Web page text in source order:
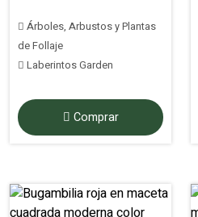
Árboles, Arbustos y Plantas
de Follaje
Laberintos Garden
Comprar